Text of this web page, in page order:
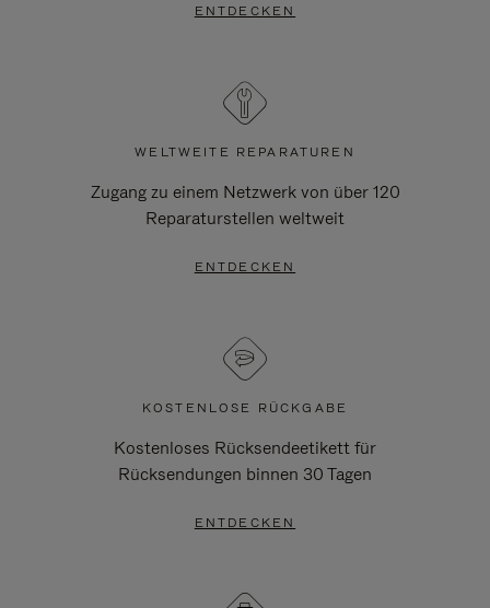
ENTDECKEN
WELTWEITE REPARATUREN
Zugang zu einem Netzwerk von über 120
Reparaturstellen weltweit
ENTDECKEN
KOSTENLOSE RÜCKGABE
Kostenloses Rücksendeetikett für
Rücksendungen binnen 30 Tagen
ENTDECKEN